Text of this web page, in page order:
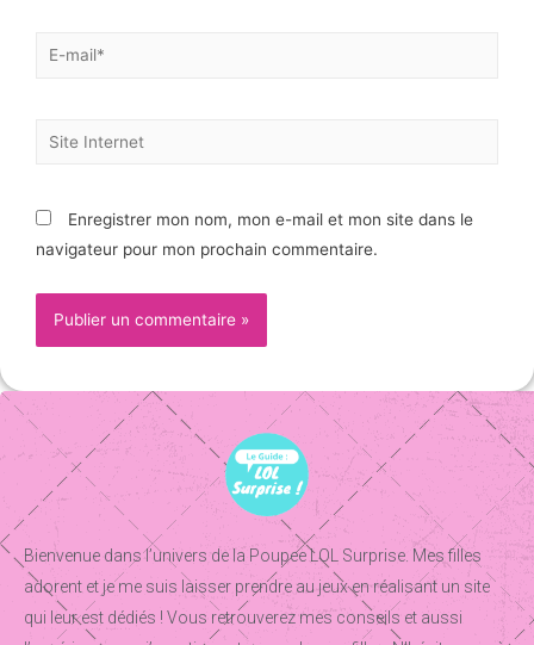
Enregistrer mon nom, mon e-mail et mon site dans le
navigateur pour mon prochain commentaire.
Bienvenue dans l’univers de la Poupee LOL Surprise. Mes filles
adorent et je me suis laisser prendre au jeux en réalisant un site
qui leur est dédiés ! Vous retrouverez mes conseils et aussi